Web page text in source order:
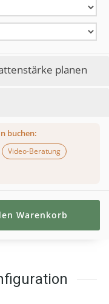
planen
buchen:
Video-Beratung
Warenkorb